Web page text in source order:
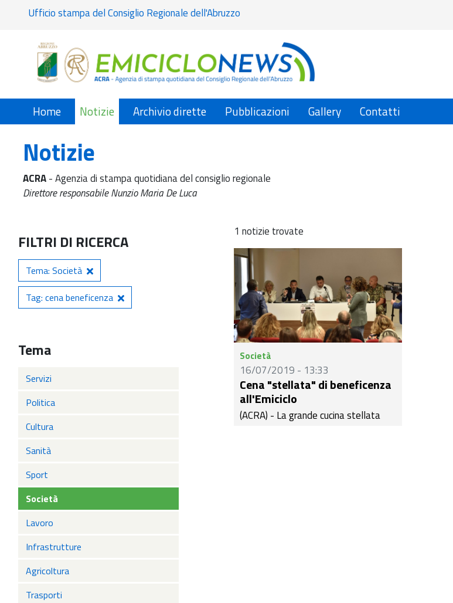
Ufficio stampa del Consiglio Regionale dell'Abruzzo
Home Notizie Archivio dirette Pubblicazioni Gallery Contatti
Notizie
ACRA- Agenzia di stampa quotidiana del consiglio regionale
Direttore responsabile Nunzio Maria De Luca
FILTRI DI RICERCA
Tema: Società
Tag: cena beneficenza
Tema
Servizi
Politica
Cultura
Sanità
Sport
Società
Lavoro
Infrastrutture
Agricoltura
Trasporti
1 notizie trovate
Società
16/07/2019 - 13:33
Cena "stellata" di beneficenza
all'Emiciclo
(ACRA) - La grande cucina stellata